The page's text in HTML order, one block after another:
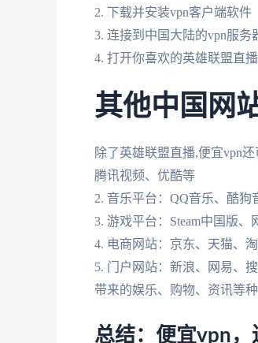
2. 下载并安装vpn客户端软件
3. 连接到中国大陆的vpn服务
4. 打开你喜欢的英雄联盟直
其他中国网
除了英雄联盟直播,便宜vpn
腾讯视频、优酷等
2. 音乐平台：QQ音乐、酷狗
3. 游戏平台：Steam中国版
4. 电商网站：京东、天猫、
5. 门户网站：新浪、网易、
带来的娱乐、购物、资讯等种
总结：便宜vpn，